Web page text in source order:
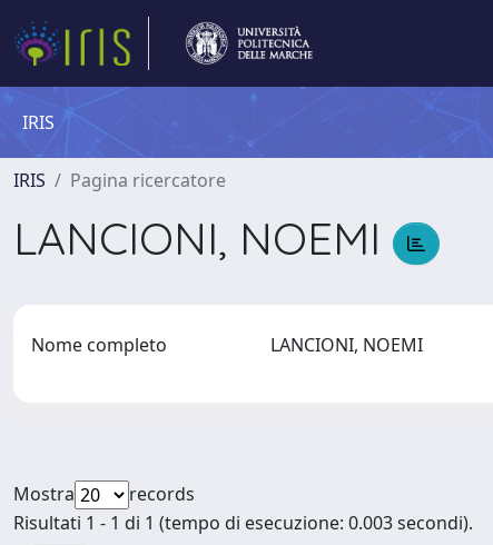
IRIS
IRIS Pagina ricercatore
LANCIONI, NOEMI
Nome completo LANCIONI, NOEMI
Mostra
records
Risultati 1 - 1 di 1 (tempo di esecuzione: 0.003 secondi).